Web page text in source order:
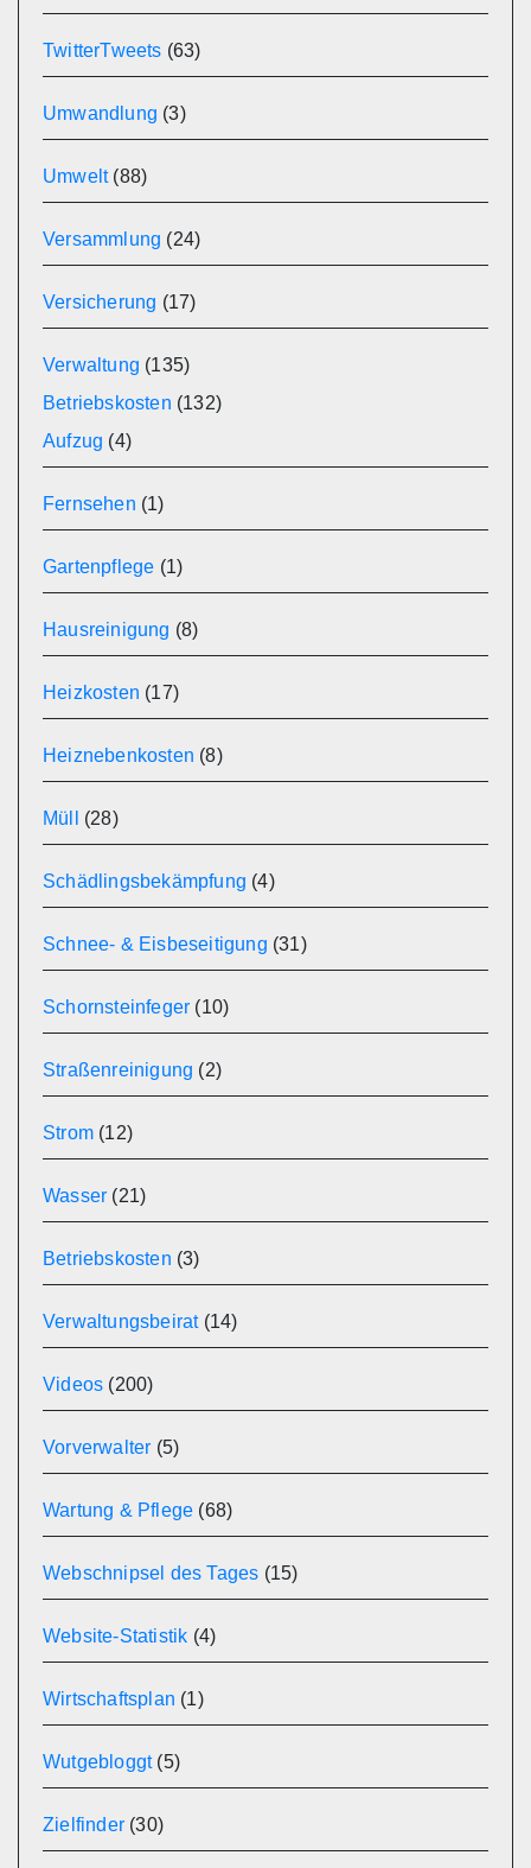
TwitterTweets (63)
Umwandlung (3)
Umwelt(88)
Versammlung (24)
Versicherung (17)
Verwaltung (135)
Betriebskosten (132)
Aufzug (4)
Fernsehen (1)
Gartenpflege (1)
Hausreinigung (8)
Heizkosten (17)
Heiznebenkosten (8)
Müll (28)
Schädlingsbekämpfung (4)
Schnee- & Eisbeseitigung (31)
Schornsteinfeger (10)
Straßenreinigung (2)
Strom (12)
Wasser (21)
Betriebskosten (3)
Verwaltungsbeirat(14)
Videos (200)
Vorverwalter (5)
Wartung & Pflege (68)
Webschnipsel des Tages (15)
Website-Statistik (4)
Wirtschaftsplan (1)
Wutgebloggt(5)
Zielfinder (30)